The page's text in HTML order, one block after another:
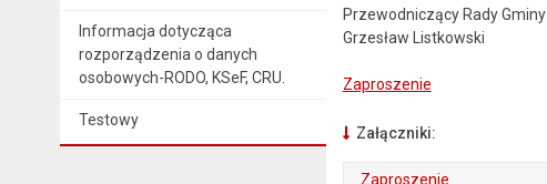
Informacja dotycząca
rozporządzenia o danych
osobowych-RODO, KSeF, CRU.
Testowy
Przewodniczący Rady Gminy
Grzesław Listkowski
Zaproszenie
Załączniki:
Zaproszenie